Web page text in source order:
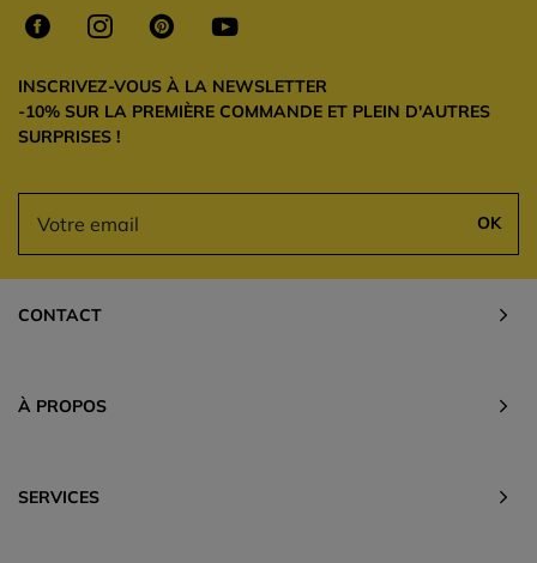
INSCRIVEZ-VOUS À LA NEWSLETTER
-10% SUR LA PREMIÈRE COMMANDE ET PLEIN D'AUTRES
SURPRISES !
OK
CONTACT
À PROPOS
SERVICES